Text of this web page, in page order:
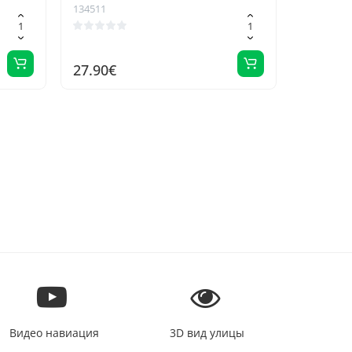
134511
27.90€
Видео навиация 3D вид улицы